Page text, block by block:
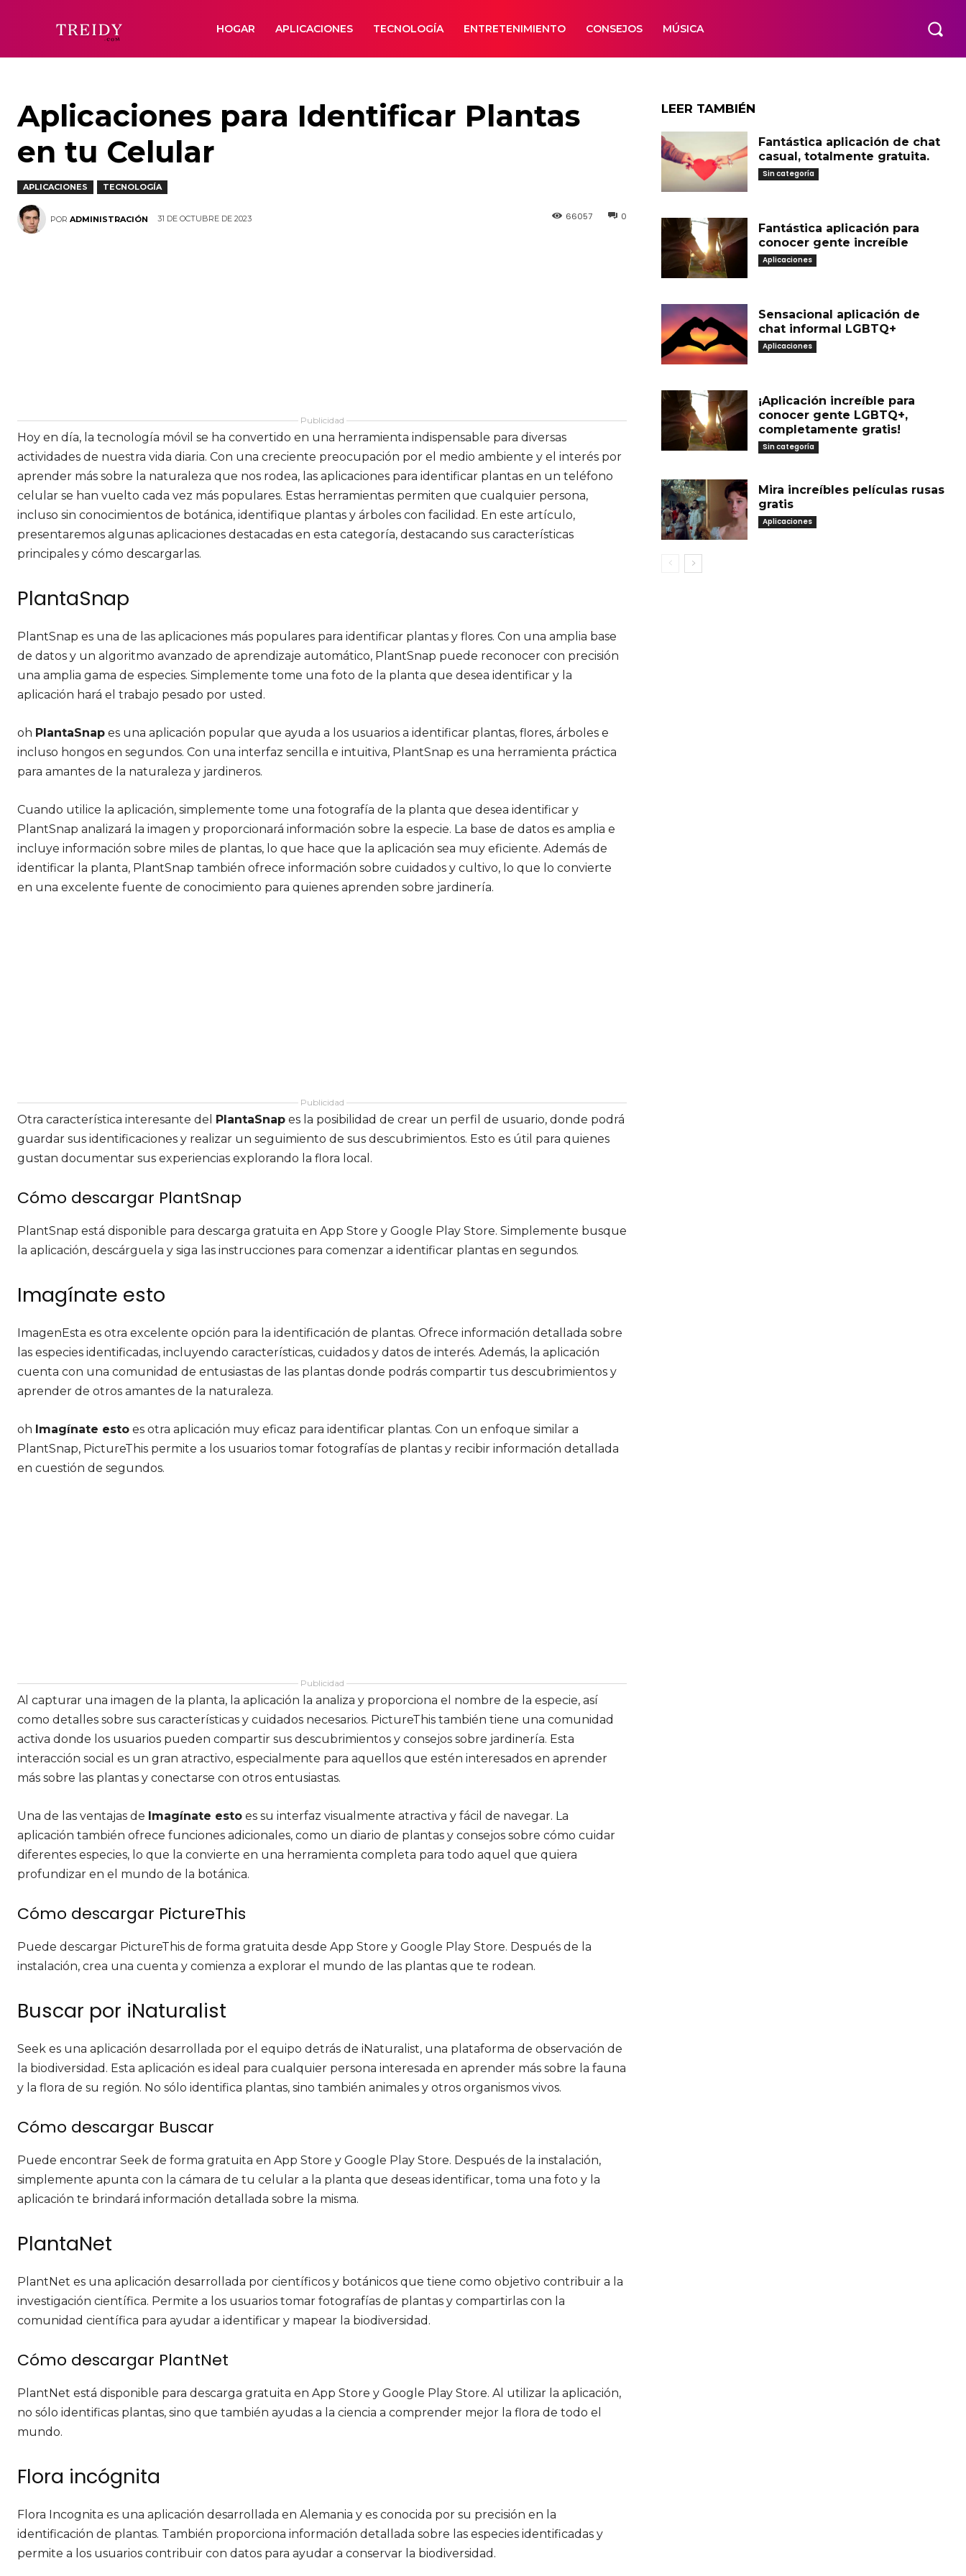
HOGAR APLICACIONES TECNOLOGÍA ENTRETENIMIENTO CONSEJOS MÚSICA
Aplicaciones para Identificar Plantas
en tu Celular
APLICACIONES TECNOLOGÍA
POR ADMINISTRACIÓN 31 DE OCTUBRE DE 2023 0
66057
Publicidad
Hoy en día, la tecnología móvil se ha convertido en una herramienta indispensable para diversas
actividades de nuestra vida diaria. Con una creciente preocupación por el medio ambiente y el interés por
aprender más sobre la naturaleza que nos rodea, las aplicaciones para identificar plantas en un teléfono
celular se han vuelto cada vez más populares. Estas herramientas permiten que cualquier persona,
incluso sin conocimientos de botánica, identifique plantas y árboles con facilidad. En este artículo,
presentaremos algunas aplicaciones destacadas en esta categoría, destacando sus características
principales y cómo descargarlas.
PlantaSnap
PlantSnap es una de las aplicaciones más populares para identificar plantas y flores. Con una amplia base
de datos y un algoritmo avanzado de aprendizaje automático, PlantSnap puede reconocer con precisión
una amplia gama de especies. Simplemente tome una foto de la planta que desea identificar y la
aplicación hará el trabajo pesado por usted.
oh PlantaSnap es una aplicación popular que ayuda a los usuarios a identificar plantas, flores, árboles e
incluso hongos en segundos. Con una interfaz sencilla e intuitiva, PlantSnap es una herramienta práctica
para amantes de la naturaleza y jardineros.
Cuando utilice la aplicación, simplemente tome una fotografía de la planta que desea identificar y
PlantSnap analizará la imagen y proporcionará información sobre la especie. La base de datos es amplia e
incluye información sobre miles de plantas, lo que hace que la aplicación sea muy eficiente. Además de
identificar la planta, PlantSnap también ofrece información sobre cuidados y cultivo, lo que lo convierte
en una excelente fuente de conocimiento para quienes aprenden sobre jardinería.
Publicidad
Otra característica interesante del PlantaSnap es la posibilidad de crear un perfil de usuario, donde podrá
guardar sus identificaciones y realizar un seguimiento de sus descubrimientos. Esto es útil para quienes
gustan documentar sus experiencias explorando la flora local.
Cómo descargar PlantSnap
PlantSnap está disponible para descarga gratuita en App Store y Google Play Store. Simplemente busque
la aplicación, descárguela y siga las instrucciones para comenzar a identificar plantas en segundos.
Imagínate esto
ImagenEsta es otra excelente opción para la identificación de plantas. Ofrece información detallada sobre
las especies identificadas, incluyendo características, cuidados y datos de interés. Además, la aplicación
cuenta con una comunidad de entusiastas de las plantas donde podrás compartir tus descubrimientos y
aprender de otros amantes de la naturaleza.
oh Imagínate esto es otra aplicación muy eficaz para identificar plantas. Con un enfoque similar a
PlantSnap, PictureThis permite a los usuarios tomar fotografías de plantas y recibir información detallada
en cuestión de segundos.
Publicidad
Al capturar una imagen de la planta, la aplicación la analiza y proporciona el nombre de la especie, así
como detalles sobre sus características y cuidados necesarios. PictureThis también tiene una comunidad
activa donde los usuarios pueden compartir sus descubrimientos y consejos sobre jardinería. Esta
interacción social es un gran atractivo, especialmente para aquellos que estén interesados en aprender
más sobre las plantas y conectarse con otros entusiastas.
Una de las ventajas de Imagínate esto es su interfaz visualmente atractiva y fácil de navegar. La
aplicación también ofrece funciones adicionales, como un diario de plantas y consejos sobre cómo cuidar
diferentes especies, lo que la convierte en una herramienta completa para todo aquel que quiera
profundizar en el mundo de la botánica.
Cómo descargar PictureThis
Puede descargar PictureThis de forma gratuita desde App Store y Google Play Store. Después de la
instalación, crea una cuenta y comienza a explorar el mundo de las plantas que te rodean.
Buscar por iNaturalist
Seek es una aplicación desarrollada por el equipo detrás de iNaturalist, una plataforma de observación de
la biodiversidad. Esta aplicación es ideal para cualquier persona interesada en aprender más sobre la fauna
y la flora de su región. No sólo identifica plantas, sino también animales y otros organismos vivos.
Cómo descargar Buscar
Puede encontrar Seek de forma gratuita en App Store y Google Play Store. Después de la instalación,
simplemente apunta con la cámara de tu celular a la planta que deseas identificar, toma una foto y la
aplicación te brindará información detallada sobre la misma.
PlantaNet
PlantNet es una aplicación desarrollada por científicos y botánicos que tiene como objetivo contribuir a la
investigación científica. Permite a los usuarios tomar fotografías de plantas y compartirlas con la
comunidad científica para ayudar a identificar y mapear la biodiversidad.
Cómo descargar PlantNet
PlantNet está disponible para descarga gratuita en App Store y Google Play Store. Al utilizar la aplicación,
no sólo identificas plantas, sino que también ayudas a la ciencia a comprender mejor la flora de todo el
mundo.
Flora incógnita
Flora Incognita es una aplicación desarrollada en Alemania y es conocida por su precisión en la
identificación de plantas. También proporciona información detallada sobre las especies identificadas y
permite a los usuarios contribuir con datos para ayudar a conservar la biodiversidad.
LEER TAMBIÉN
Fantástica aplicación de chat
casual, totalmente gratuita.
Sin categoría
Fantástica aplicación para
conocer gente increíble
Aplicaciones
Sensacional aplicación de
chat informal LGBTQ+
Aplicaciones
¡Aplicación increíble para
conocer gente LGBTQ+,
completamente gratis!
Sin categoría
Mira increíbles películas rusas
gratis
Aplicaciones